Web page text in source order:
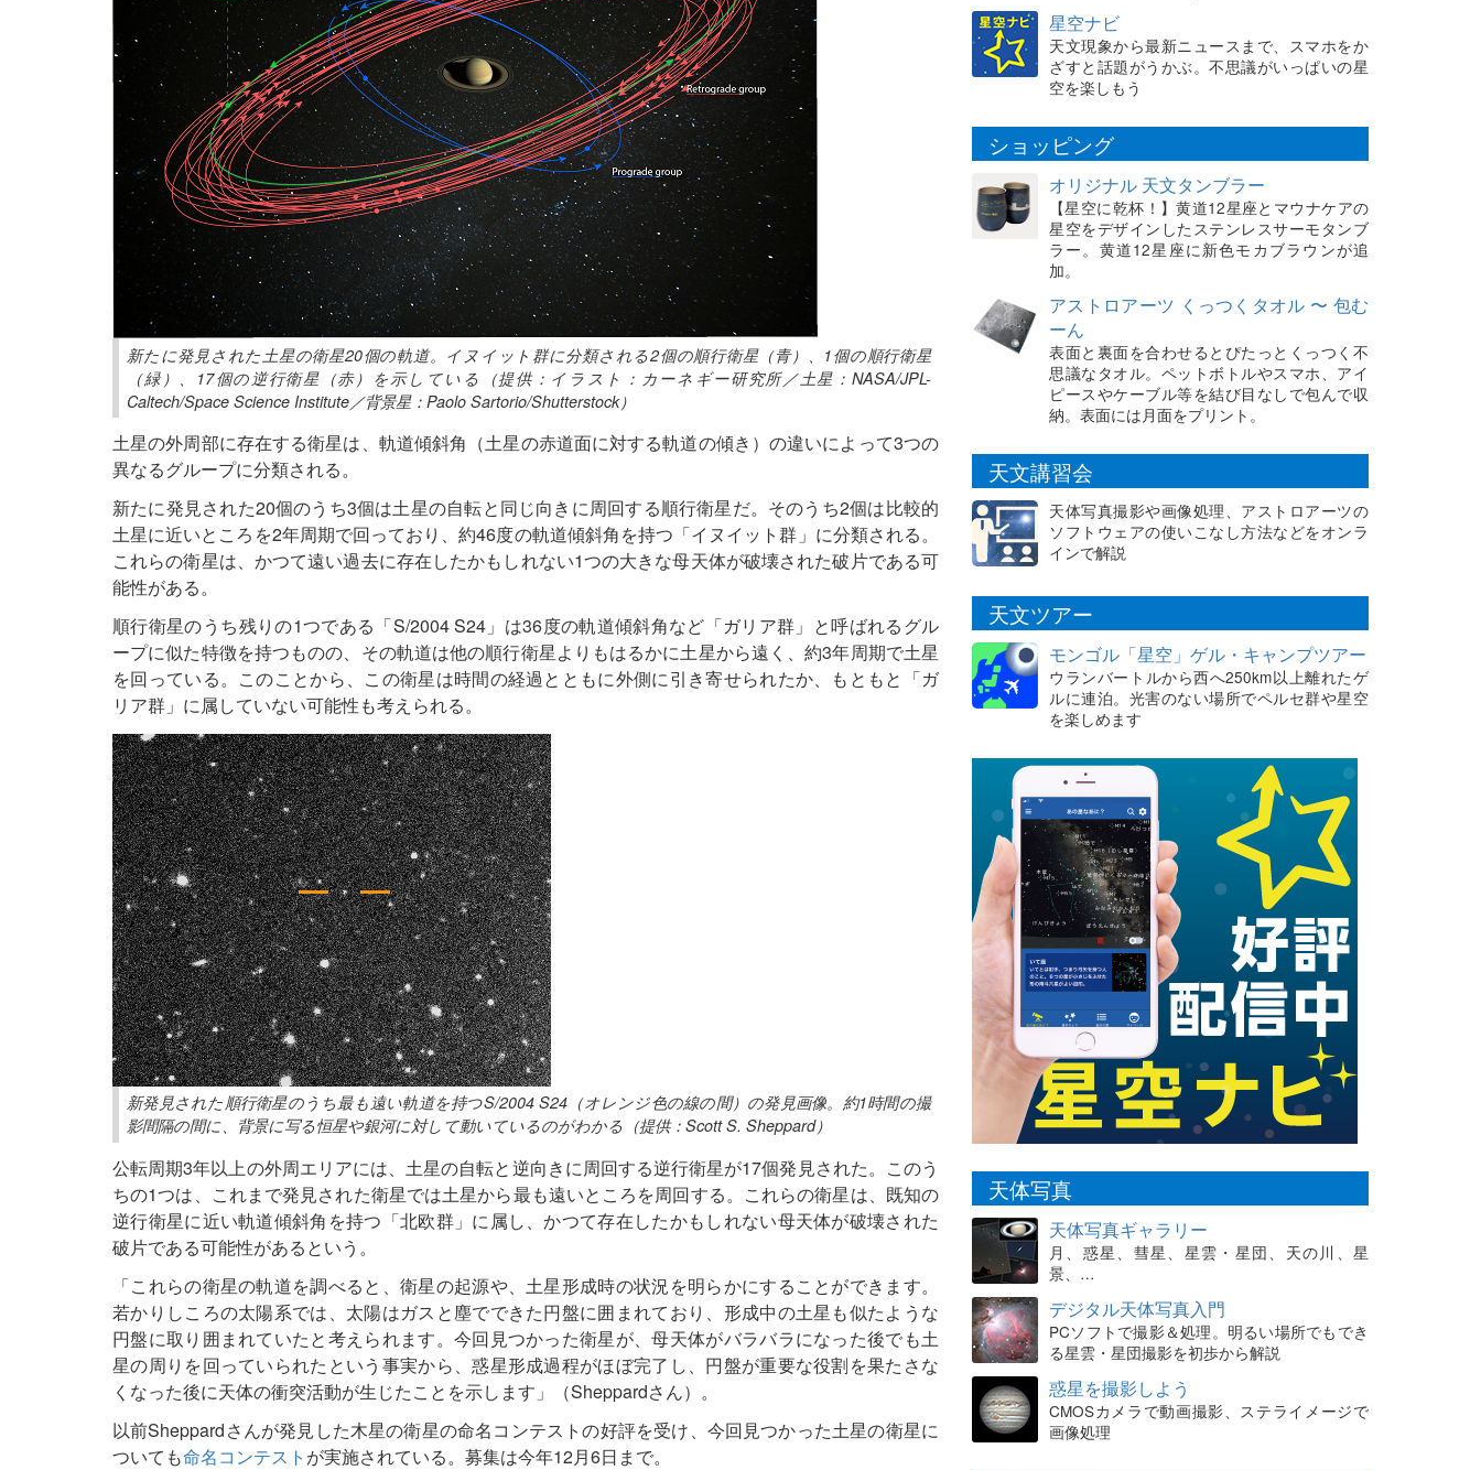
新たに発見された土星の衛星20個の軌道。イヌイット群に分類される2個の順行衛星（青）、1個の順行衛星
（緑）、17個の逆行衛星（赤）を示している（提供：イラスト：カーネギー研究所／土星：NASA/JPL-
Caltech/Space Science Institute／背景星：Paolo Sartorio/Shutterstock）
土星の外周部に存在する衛星は、軌道傾斜角（土星の赤道面に対する軌道の傾き）の違いによって3つの
異なるグループに分類される。
新たに発見された20個のうち3個は土星の自転と同じ向きに周回する順行衛星だ。そのうち2個は比較的
土星に近いところを2年周期で回っており、約46度の軌道傾斜角を持つ「イヌイット群」に分類される。
これらの衛星は、かつて遠い過去に存在したかもしれない1つの大きな母天体が破壊された破片である可
能性がある。
順行衛星のうち残りの1つである「S/2004 S24」は36度の軌道傾斜角など「ガリア群」と呼ばれるグル
ープに似た特徴を持つものの、その軌道は他の順行衛星よりもはるかに土星から遠く、約3年周期で土星
を回っている。このことから、この衛星は時間の経過とともに外側に引き寄せられたか、もともと「ガ
リア群」に属していない可能性も考えられる。
新発見された順行衛星のうち最も遠い軌道を持つS/2004 S24（オレンジ色の線の間）の発見画像。約1時間の撮
影間隔の間に、背景に写る恒星や銀河に対して動いているのがわかる（提供：Scott S. Sheppard）
公転周期3年以上の外周エリアには、土星の自転と逆向きに周回する逆行衛星が17個発見された。このう
ちの1つは、これまで発見された衛星では土星から最も遠いところを周回する。これらの衛星は、既知の
逆行衛星に近い軌道傾斜角を持つ「北欧群」に属し、かつて存在したかもしれない母天体が破壊された
破片である可能性があるという。
「これらの衛星の軌道を調べると、衛星の起源や、土星形成時の状況を明らかにすることができます。
若かりしころの太陽系では、太陽はガスと塵でできた円盤に囲まれており、形成中の土星も似たような
円盤に取り囲まれていたと考えられます。今回見つかった衛星が、母天体がバラバラになった後でも土
星の周りを回っていられたという事実から、惑星形成過程がほぼ完了し、円盤が重要な役割を果たさな
くなった後に天体の衝突活動が生じたことを示します」（Sheppardさん）。
以前Sheppardさんが発見した木星の衛星の命名コンテストの好評を受け、今回見つかった土星の衛星に
ついても命名コンテスト が実施されている。募集は今年12月6日まで。
星空ナビ
天文現象から最新ニュースまで、スマホをか
ざすと話題がうかぶ。不思議がいっぱいの星
空を楽しもう
ショッピング
オリジナル 天文タンブラー
【星空に乾杯！】黄道12星座とマウナケアの
星空をデザインしたステンレスサーモタンブ
ラー。黄道12星座に新色モカブラウンが追
加。
アストロアーツ くっつくタオル 〜 包む
ーん
表面と裏面を合わせるとぴたっとくっつく不
思議なタオル。ペットボトルやスマホ、アイ
ピースやケーブル等を結び目なしで包んで収
納。表面には月面をプリント。
天文講習会
天体写真撮影や画像処理、アストロアーツの
ソフトウェアの使いこなし方法などをオンラ
インで解説
天文ツアー
モンゴル「星空」ゲル・キャンプツアー
ウランバートルから西へ250km以上離れたゲ
ルに連泊。光害のない場所でペルセ群や星空
を楽しめます
天体写真
天体写真ギャラリー
月、惑星、彗星、星雲・星団、天の川、星
景、…
デジタル天体写真入門
PCソフトで撮影＆処理。明るい場所でもでき
る星雲・星団撮影を初歩から解説
惑星を撮影しよう
CMOSカメラで動画撮影、ステライメージで
画像処理